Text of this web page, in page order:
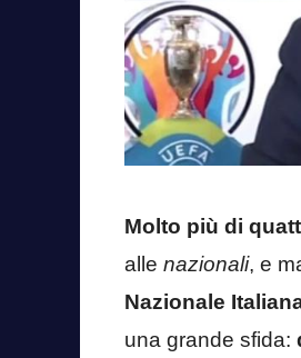
Molto più di
alle nazionali, e
Nazionale
una grande sfida: